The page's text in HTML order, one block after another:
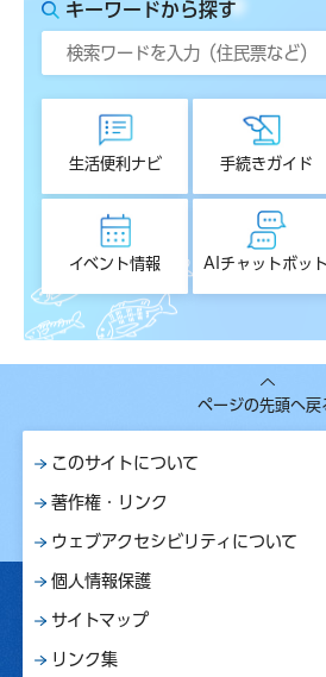
キーワードから探す
生活便利ナビ 手続きガイド
イベント情報 AIチャットボット
ページの先頭へ戻
このサイトについて
著作権・リンク
ウェブアクセシビリティについて
個人情報保護
サイトマップ
リンク集